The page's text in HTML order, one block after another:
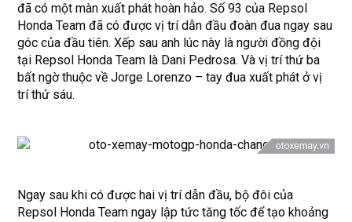
đã có một màn xuất phát hoàn hảo. Số 93 của Repsol
Honda Team đã có được vị trí dẫn đầu đoàn đua ngay sau
góc của đầu tiên. Xếp sau anh lúc này là người đồng đội
tại Repsol Honda Team là Dani Pedrosa. Và vị trí thứ ba
bất ngờ thuộc về Jorge Lorenzo – tay đua xuất phát ở vị
trí thứ sáu.
Ngay sau khi có được hai vị trí dẫn đầu, bộ đôi của
Repsol Honda Team ngay lập tức tăng tốc để tạo khoảng